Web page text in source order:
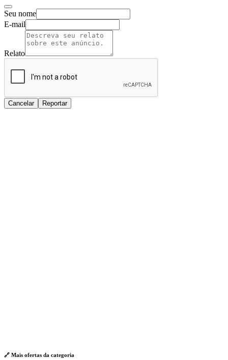
Seu nome
E-mail
Relato
Cancelar Reportar
🔗 Mais ofertas da categoria